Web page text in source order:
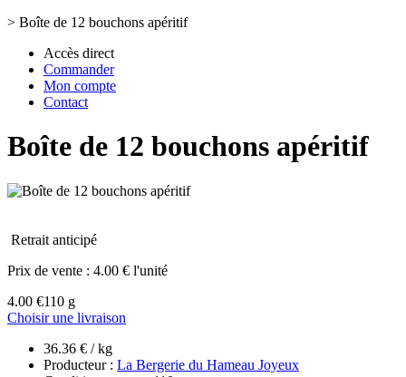
> Boîte de 12 bouchons apéritif
Accès direct
Commander
Mon compte
Contact
Boîte de 12 bouchons apéritif
Retrait anticipé
Prix de vente : 4.00 € l'unité
4.00 €110 g
Choisir une livraison
36.36 € / kg
Producteur : La Bergerie du Hameau Joyeux